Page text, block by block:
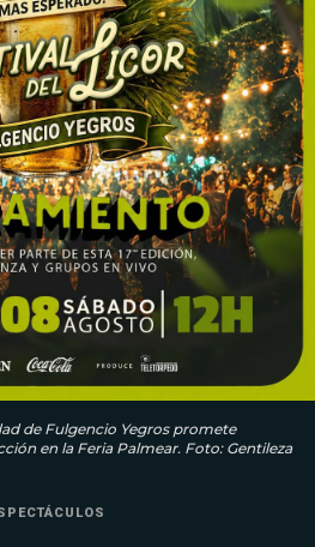
de Fulgencio Yegros promete
en la Feria Palmear. Foto: Gentileza